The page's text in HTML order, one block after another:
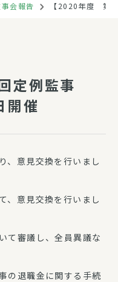
会報告 【2020年度 第
定例監事
開催
、意見交換を行いまし
、意見交換を行いまし
て審議し、全員異議な
の退職金に関する手続